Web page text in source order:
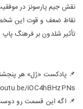
نقش جیم پارسونز در
نقاط ضعف و قوت این
تأثیر شلدون بر فرهنگ
📌 پادکست «رُل» هر پنجشنبه ساعت ۵ عصر
iOC4hBHzPNs
📌 اگه این قسمت رو دوست